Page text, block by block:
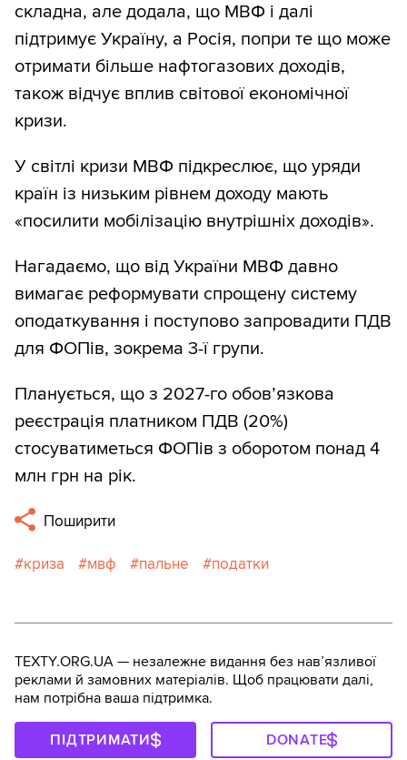
складна, але додала, що МВФ і далі
підтримує Україну, а Росія, попри те що може
отримати більше нафтогазових доходів,
також відчує вплив світової економічної
кризи.
У світлі кризи МВФ підкреслює, що уряди
країн із низьким рівнем доходу мають
«посилити мобілізацію внутрішніх доходів».
Нагадаємо, що від України МВФ давно
вимагає реформувати спрощену систему
оподаткування і поступово запровадити ПДВ
для ФОПів, зокрема 3-ї групи.
Планується, що з 2027-го обов’язкова
реєстрація платником ПДВ (20%)
стосуватиметься ФОПів з оборотом понад 4
млн грн на рік.
Поширити
криза мвф пальне податки
TEXTY.ORG.UA — незалежне видання без навʼязливої
реклами й замовних матеріалів. Щоб працювати далі,
нам потрібна ваша підтримка.
ПІДТРИМАТИ DONATE